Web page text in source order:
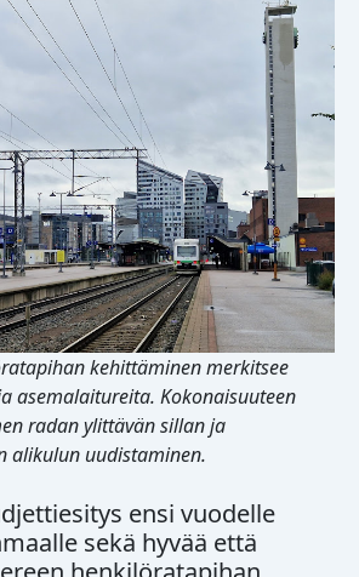
kehittäminen merkitsee
asemalaitureita. Kokonaisuuteen
radan ylittävän sillan ja
alikulun uudistaminen.
ensi vuodelle
sekä hyvää että